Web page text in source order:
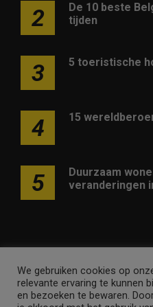
2
De 10 beste
tijden
3 5 toeristische
4 15
5
Duurzaam
veranderingen
Adverteren op deze
We gebruiken cookies op
relevante ervaring te kunnen
en bezoeken te bewaren.